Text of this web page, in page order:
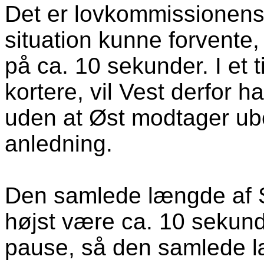
Det er
situation kunne
på ca. 10 sekunder. I et
kortere, vil Vest derfor
uden at Øst modtager
anledning.
Den samlede længde af
højst være ca. 10
pause, så den samlede